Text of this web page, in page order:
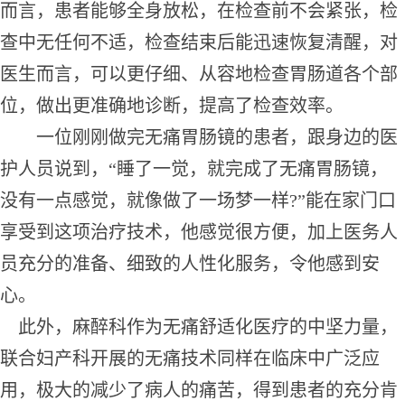
而言，患者能够全身放松，在检查前不会紧张，检
查中无任何不适，检查结束后能迅速恢复清醒，对
医生而言，可以更仔细、从容地检查胃肠道各个部
位，做出更准确地诊断，提高了检查效率。
一位刚刚做完无痛胃肠镜的患者，跟身边的医
护人员说到，“睡了一觉，就完成了无痛胃肠镜，
没有一点感觉，就像做了一场梦一样?”能在家门口
享受到这项治疗技术，他感觉很方便，加上医务人
员充分的准备、细致的人性化服务，令他感到安
心。
此外，麻醉科作为无痛舒适化医疗的中坚力量，
联合妇产科开展的无痛技术同样在临床中广泛应
用，极大的减少了病人的痛苦，得到患者的充分肯